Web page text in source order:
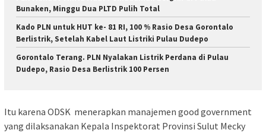
Bunaken, Minggu Dua PLTD Pulih Total
Kado PLN untuk HUT ke- 81 RI, 100 % Rasio Desa Gorontalo
Berlistrik, Setelah Kabel Laut Listriki Pulau Dudepo
Gorontalo Terang. PLN Nyalakan Listrik Perdana di Pulau
Dudepo, Rasio Desa Berlistrik 100 Persen
Itu karena ODSK menerapkan manajemen good government
yang dilaksanakan Kepala Inspektorat Provinsi Sulut Mecky